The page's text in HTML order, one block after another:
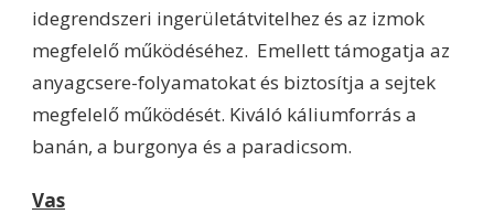
idegrendszeri ingerületátvitelhez és az izmok
megfelelő működéséhez. Emellett támogatja az
anyagcsere-folyamatokat és biztosítja a sejtek
megfelelő működését. Kiváló káliumforrás a
banán, a burgonya és a paradicsom.
Vas